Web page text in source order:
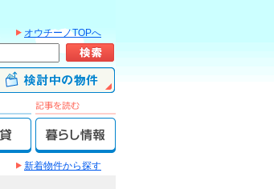
オウチーノTOPへ
新着物件から探す